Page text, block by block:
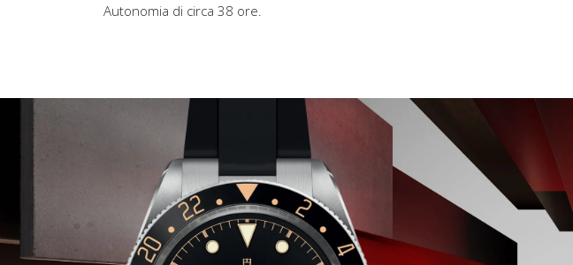
Autonomia di circa 38 ore.